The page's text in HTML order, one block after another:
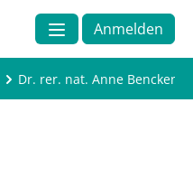
Anmelden
Dr. rer. nat. Anne